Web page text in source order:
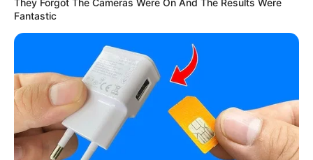
They Forgot The Cameras Were On And The Results Were
Fantastic